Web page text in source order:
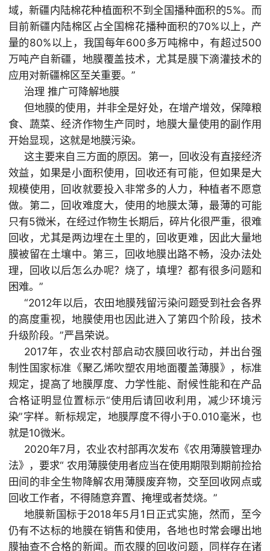
域，新疆内陆棉花种植面积不到全国播种面积的5%。而
目前新疆内陆棉区占全国棉花播种面积的70%以上，产
量的80%以上，我国每年600多万吨棉中，有超过500
万吨产自新疆，地膜覆盖技术，尤其是膜下滴灌技术的
应用对新疆棉区至关重要。”
治理 推广可降解地膜
但地膜的使用，并非全是好处，在增产增效，保障粮
食、蔬菜、经济作物生产同时，地膜大量使用的副作用
开始显现，这就是地膜污染。
这主要来自三方面的原因。第一，回收没有直接经济
效益，如果是小面积使用，回收还有可能，但如果是大
规模使用，回收就要投入非常多的人力，种植者不愿意
做。第二，回收难度大，使用的地膜太薄，最薄的可能
只有5微米，在经过作物生长期后，碎片化很严重，很难
回收，尤其是两边埋在土里的，回收更难，因此大量地
膜被留在土壤中。第三，回收地膜出路不畅，没办法处
理，回收以后怎么办呢？烧了，填埋？都有很多问题和
困难。”
“2012年以后，农田地膜残留污染问题受到社会各界
的高度重视，地膜使用也因此进入了第四个阶段，技术
升级阶段。”严昌荣说。
2017年，农业农村部启动农膜回收行动，并出台强
制性国家标准《聚乙烯吹塑农用地面覆盖薄膜》，标准
规定，提高了地膜厚度、力学性能、耐候性能和在产品
合格证明显位置标示“使用后请回收利用，减少环境污
染”字样。新标规定，地膜厚度不得小于0.010毫米，也
就是10微米。
2020年7月，农业农村部再次发布《农用薄膜管理办
法》，要求“ 农用薄膜使用者应当在使用期限到期前捡拾
田间的非全生物降解农用薄膜废弃物，交至回收网点或
回收工作者，不得随意弃置、掩埋或者焚烧。”
地膜新国标于2018年5月1日正式实施，然而，至今
仍有不达标的地膜在销售和使用，各地也时常会曝出地
膜抽查不合格的新闻。而农膜的回收问题，同样存在诸